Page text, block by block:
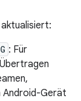
: Für
Android-Gerät